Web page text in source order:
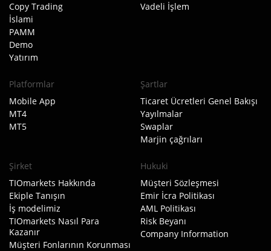
Copy Trading
İslami
PAMM
Demo
Yatırım
Vadeli İşlem
Platformlar
Mobile App
MT4
MT5
Şartlar
Ticaret Ücretleri Genel Bakışı
Yayılmalar
Swaplar
Marjin çağrıları
Şirket
TIOmarkets Hakkında
Ekiple Tanışın
İş modelimiz
TIOmarkets Nasıl Para
Kazanır
Müşteri Fonlarının Korunması
Hukuki
Müşteri Sözleşmesi
Emir İcra Politikası
AML Politikası
Risk Beyanı
Company Information